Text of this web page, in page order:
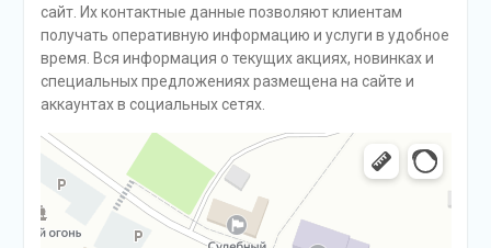
сайт. Их контактные данные позволяют клиентам
получать оперативную информацию и услуги в удобное
время. Вся информация о текущих акциях, новинках и
специальных предложениях размещена на сайте и
аккаунтах в социальных сетях.